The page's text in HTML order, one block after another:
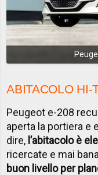
ABITACOLO HI-
Peugeot e-208
aperta la portiera e
dire, l’abitacolo è
ricercate e mai
buon livello per